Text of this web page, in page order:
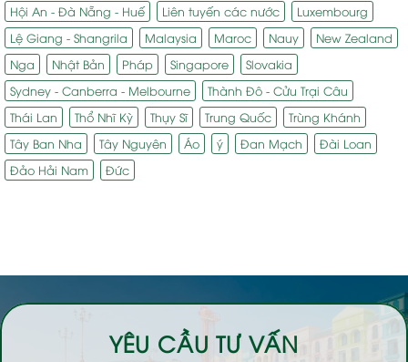
Hội An - Đà Nẵng - Huế Liên tuyến các nước
Luxembourg
Lệ Giang - Shangrila
Malaysia Maroc Nauy
New Zealand
Nga
Nhật Bản Pháp Singapore
Slovakia
Sydney - Canberra - Melbourne
Thành Đô - Cửu Trại Câu
Thái Lan
Thổ Nhĩ Kỳ Thụy Sĩ Trung Quốc
Trùng Khánh
Tây Ban Nha
Tây Nguyên Áo ý Đan Mạch
Đài Loan
Đảo Hải Nam
Đức
YÊU CẦU TƯ VẤN